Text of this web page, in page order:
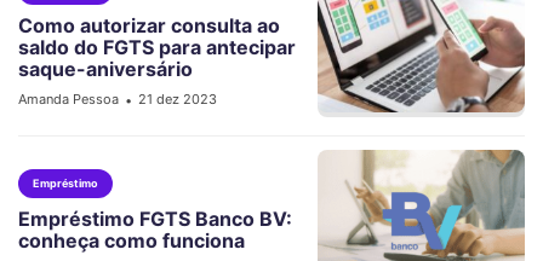
Como autorizar consulta ao
saldo do FGTS para antecipar
saque-aniversário
Amanda Pessoa • 21 dez 2023
Empréstimo
Empréstimo FGTS Banco BV:
conheça como funciona